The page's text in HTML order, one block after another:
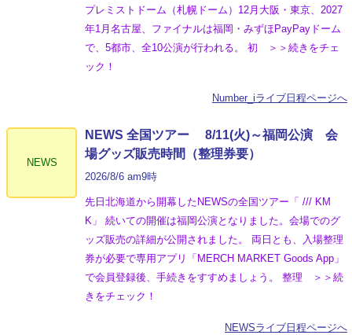
プレミストドーム（札幌ドーム）12月大阪・東京、2027
年1月名古屋、ファイナルは福岡・みずほPayPayドーム
で、5都市、全10公演が行われる。 初 ＞＞続きをチェ
ック！
Number_iライブ日程ページへ
NEWS
NEWS 全国ツアー 8/11(火)～福岡公演 会
場グッズ販売時間（整理券要）
2026/8/6 am9時
先日北海道から開幕したNEWSの全国ツアー「 /// KM
K」 続いての開催は福岡公演となりました。会場でのグ
ッズ販売の詳細が公開されました。 両日とも、入場整理
券が必要で専用アプリ「MERCH MARKET Goods App」
で会員登録後、手続きをすすめましょう。 整理 ＞＞続
きをチェック！
NEWSライブ日程ページへ